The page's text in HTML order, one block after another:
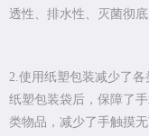
透性、排水性、灭菌彻底
2.使用纸塑包装减少了
纸塑包装袋后，保障了
类物品，减少了手触摸